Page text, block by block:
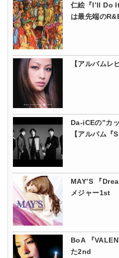
仁絵『I’ll Do
は最先端の
【アルバムレ
Da-iCEの”カ
【アルバム『
MAY’S 『
メジャー1st
BoA 『
た2nd